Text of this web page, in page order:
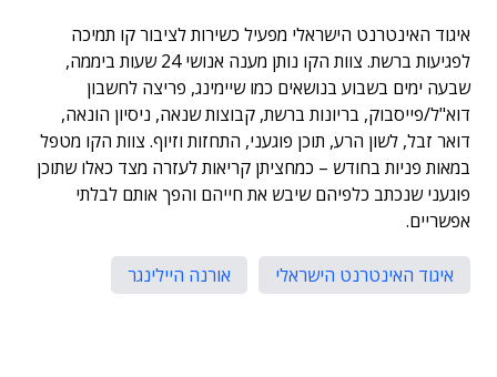
איגוד האינטרנט הישראלי מפעיל כשירות לציבור קו תמיכה
לפגיעות ברשת. צוות הקו נותן מענה אנושי 24 שעות ביממה,
שבעה ימים בשבוע בנושאים כמו שיימינג, פריצה לחשבון
דוא"ל/פייסבוק, בריונות ברשת, קבוצות שנאה, ניסיון הונאה,
דואר זבל, לשון הרע, תוכן פוגעני, התחזות וזיוף. צוות הקו מטפל
במאות פניות בחודש – כמחציתן קריאות לעזרה מצד כאלו שתוכן
פוגעני שנכתב כלפיהם שיבש את חייהם והפך אותם לבלתי
אפשריים.
איגוד האינטרנט הישראלי אורנה היילינגר